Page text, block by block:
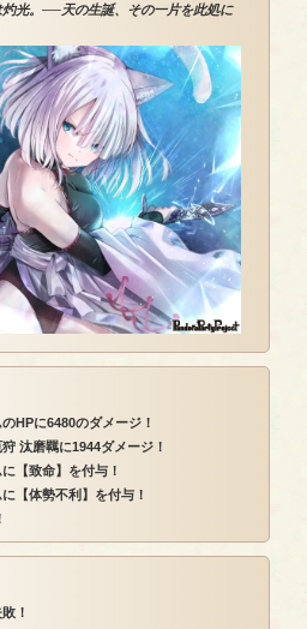
灼光。──天の生誕、その一片を此処に
HPに6480のダメージ！
汰磨羈に1944ダメージ！
【致命】を付与！
【体勢不利】を付与！
！